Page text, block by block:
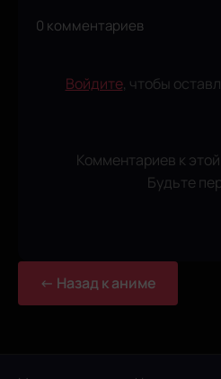
0 комментариев
Войдите, чтобы
Комментариев к
Будьте
← Назад к аниме